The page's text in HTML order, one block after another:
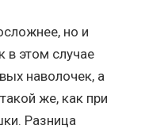
но и
в этом случае
наволочек, а
же, как при
Разница